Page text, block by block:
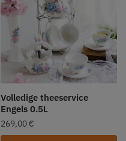
Volledige theeservice
Engels 0.5L
269,00 €